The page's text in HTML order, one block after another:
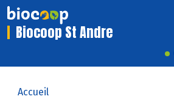
Biocoop St Andre
Accueil